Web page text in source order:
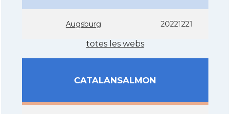
Augsburg 20221221
totes les webs
CATALANSALMON